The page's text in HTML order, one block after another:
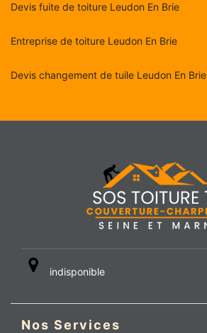
Devis fuite de toiture Leudon En Brie
Entreprise de toiture Leudon En Brie
Devis changement de tuile Leudon En Brie
indisponible
Nos Services